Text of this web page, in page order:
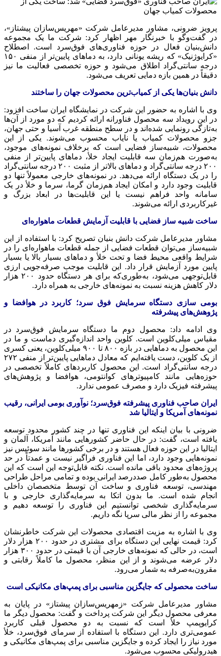
پرویز ضرونی، مشاور مدیرعامل شرکت «مهریس‌سازان پیشتاز»،
در گفت‌وگو با خبرنگار مهر اظهار کرد: شرکت ما یک مجموعه
دانش‌بنیان فعال در حوزه فناوری‌های فوق‌سرد است. اصطلاح
«کرایوژنیک
» که ریشه یونانی دارد، به دماهای پایین‌تر از منفی ۱۵۰
درجه سانتی‌گراد اطلاق می‌شود و حوزه تخصصی فعالیت ما نیز
دقیقاً در همین بازه دمایی تعریف می‌شود.
دانش بنیان‌ها یکی از کمیاب‌ترین محصولات جهان را ساختند
وی با اشاره به حضور این شرکت در نمایشگاه ایران ساخت افزود:
در این رویداد سه محصول فناورانه ارائه کردیم که دو مورد از آن‌ها
به‌تازگی رونمایی شده‌اند و در سطح منطقه غرب آسیا و حتی جهان،
جزو محصولات کمیاب یا نایاب محسوب می‌شوند. یکی از این
محصولات، شبیه‌ساز فضایی است که برخلاف نمونه‌های موجود،
به‌صورت هم‌زمان سه قابلیت ایجاد خلأ، دماهای پایین‌تر از منفی
۲۰۰ درجه سانتی‌گراد و دماهای بالاتر از مثبت ۲۰۰ درجه سانتی‌گراد
را در یک دستگاه ارائه می‌دهد. در نمونه‌های خارجی معمولاً تنها دو
قابلیت وجود دارد و امکان ایجاد هم‌زمان گرما، سرما و خلأ در یک
سامانه واحد فراهم نیست یا این قابلیت‌ها در ابعاد بزرگ و
غیرکاربردی ارائه می‌شوند.
ساخت شبیه ساز فضایی با قابلیت آزمایش قطعات ماهواره‌ای
مشاور مدیرعامل شرکت دانش بنیان تصریح کرد: با استفاده از این
شبیه‌ساز می‌توان قطعات فضایی از جمله قطعات ماهواره‌ای را در
شرایط واقعی محیط فضا و تحت خلأ و دماهای بسیار بالا یا بسیار
پایین مورد آزمایش قرار داد. این قابلیت موجب صرفه‌جویی ارزی
قابل‌توجهی می‌شود، به‌طوری‌که برای هر دستگاه حدود ۲۰۰ هزار
دلار کاهش هزینه نسبت به نمونه‌های خارجی به همراه دارد.
بومی سازی دستگاه سرمایش فوق سرد؛ کاربرد در هوافضا و
پژوهش‌های پیشرفته
وی ادامه داد: محصول دوم ما دستگاه سرمایش فوق‌سرد در
مقیاس میلی‌کلوین است. کلوین واحد اندازه‌گیری دماست و ما در
این محصول به دماهایی در بازه ۸۰۰ تا ۹۰۰ میلی‌کلوین، یعنی کسری
از یک کلوین، دست یافته‌ایم که معادل دماهایی پایین‌تر از منفی ۲۷۲
درجه سانتی‌گراد است. این محصول کاربردهای کاملاً تخصصی در
حوزه‌هایی مانند کامپیوترهای کوانتومی، هوافضا و پژوهش‌های
پیشرفته فیزیک دارد و مصرف عمومی ندارد.
ایران صاحب فناوری پیشرفته فوق‌سرد؛ نوآوری بومی ایرانی، رقیب
نمونه‌های آمریکا و ایتالیا شد
ضرونی با بیان اینکه این فناوری تنها در چند کشور محدود توسعه
یافته است، گفت: در حال حاضر کشورهایی مانند آمریکا، آلمان و
ایتالیا در این حوزه فعال هستند و در برخی کشورها مانند سوئیس نیز
نمونه‌هایی وجود دارد، اما این فناوری فراگیر نیست و عمدتاً در حد
پروژه‌های محدود باقی مانده است. نکته قابل‌توجه این است که این
محصول به‌طور کامل صددرصد ایرانی بوده و تمامی مراحل طراحی
مهندسی، توسعه فناوری و ساخت آن توسط متخصصان داخلی
انجام شده است. ما بدون اتکا به سرمایه‌گذاری خارجی و با
سرمایه‌گذاری شخصی توانستیم این فناوری را توسعه دهیم و
مجموعه را از نظر مالی سرپا نگه داریم.
وی با اشاره به مزیت اقتصادی محصولات این شرکت خاطرنشان
کرد: قیمت نهایی این دستگاه برای مشتری در حدود ۲۰۰ هزار دلار
است، در حالی که نمونه‌های خارجی آن با قیمتی در حدود ۳۰۰ هزار
دلار عرضه می‌شوند و از این منظر، محصول ما کاملاً رقابتی و
مقرون‌به‌صرفه به شمار می‌رود.
ساخت محصولی که جایگزین مناسبی برای پمپ‌های مکانیکی است
مشاور مدیرعامل شرکت «زمهریس‌سازان پیشتاز» در پایان به
معرفی محصول دیگر این شرکت پرداخت و گفت: محصول دیگر ما
کرایوپمپ خلأ است که نسبت به دو محصول قبلی کاربرد
عمومی‌تری دارد. این دستگاه با استفاده از سرمای فوق‌سرد، خلأ
مورد نیاز را ایجاد کرده و جایگزین مناسبی برای پمپ‌های مکانیکی و
هیدرولیکی محسوب می‌شود.